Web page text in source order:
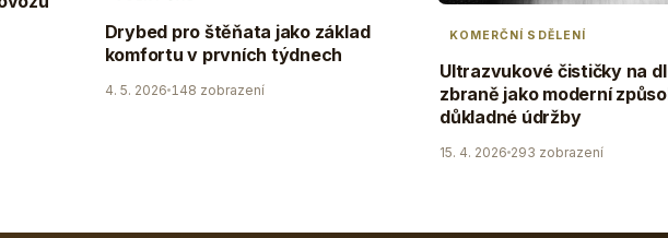
Drybed pro štěňata jako základ
komfortu v prvních týdnech
4. 5. 2026 148 zobrazení
KOMERČNÍ SDĚLENÍ
Ultrazvukové čističky na
zbraně jako moderní
důkladné údržby
15. 4. 2026 293 zobrazení